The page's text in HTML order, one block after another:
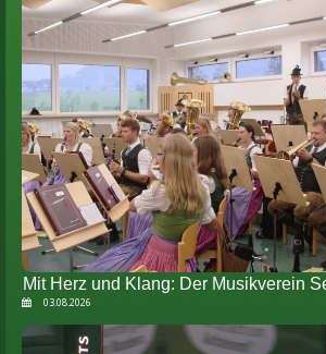
Mit Herz und Klang: Der Musikverein
03.08.2026